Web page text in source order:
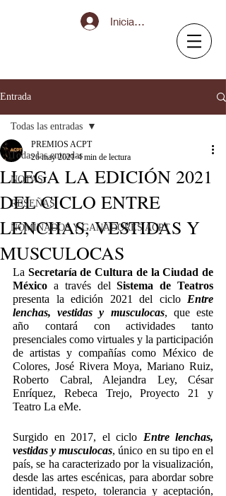
Iniciar sesión
Entrada
Todas las entradas
NOTAS
RESEÑAS
NOMINADOS Y GANADORES ACPT
Todas las entradas
LLEGA LA EDICIÓN 2021
DEL CICLO ENTRE
LENCHAS, VESTIDAS Y
MUSCULOCAS
PREMIOS ACPT
26 may 2021 4 min de lectura
La Secretaría de Cultura de la Ciudad de
México a través del Sistema de Teatros
presenta la edición 2021 del ciclo Entre
lenchas, vestidas y musculocas, que este
año contará con actividades tanto
presenciales como virtuales y la participación
de artistas y compañías como México de
Colores, José Rivera Moya, Mariano Ruiz,
Roberto Cabral, Alejandra Ley, César
Enríquez, Rebeca Trejo, Proyecto 21 y
Teatro La eMe.
Surgido en 2017, el ciclo Entre lenchas,
vestidas y musculocas, único en su tipo en el
país, se ha caracterizado por la visualización,
desde las artes escénicas, para abordar sobre
identidad, respeto, tolerancia y aceptación,